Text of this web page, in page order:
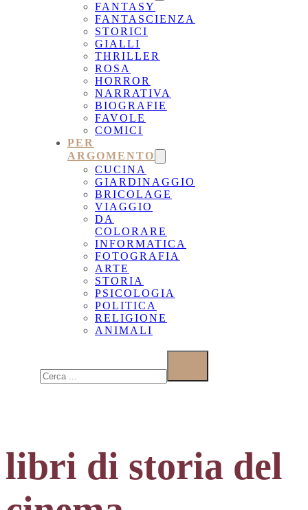
FANTASY
FANTASCIENZA
STORICI
GIALLI
THRILLER
ROSA
HORROR
NARRATIVA
BIOGRAFIE
FAVOLE
COMICI
PER
ARGOMENTO
CUCINA
GIARDINAGGIO
BRICOLAGE
VIAGGIO
DA
COLORARE
INFORMATICA
FOTOGRAFIA
ARTE
STORIA
PSICOLOGIA
POLITICA
RELIGIONE
ANIMALI
libri di storia del